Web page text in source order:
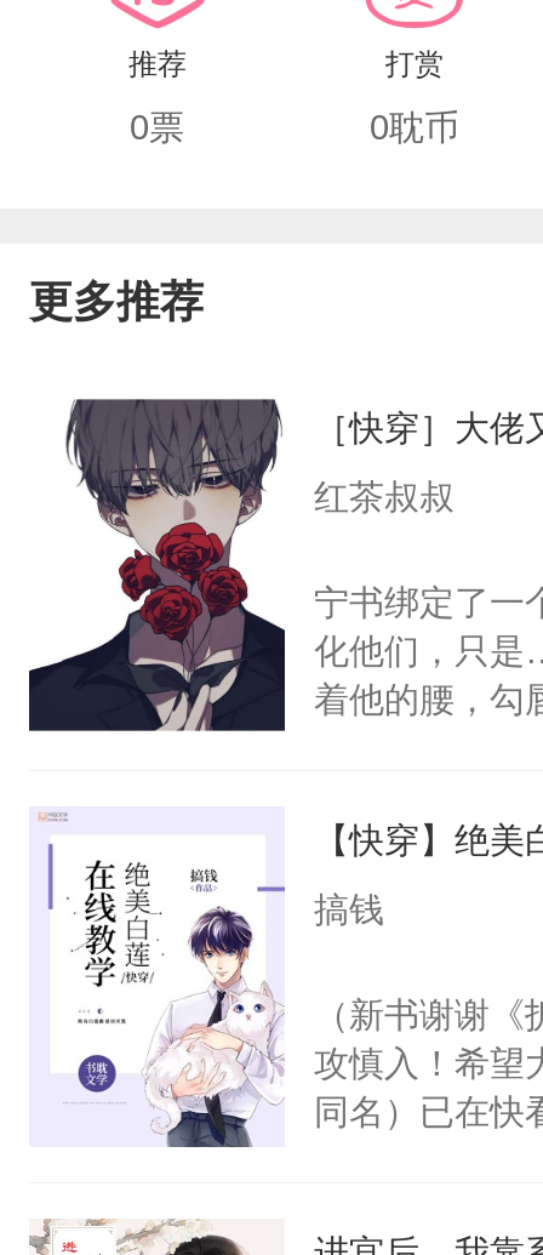
推荐
0票
打赏
0耽币
更多推荐
［快穿］大
红茶叔叔
宁书绑定了一
化他们，只是
着他的腰，勾
来，给老公
用力——为你
【快穿】绝
搞钱
（新书谢谢
攻慎入！希望
同名）已在快